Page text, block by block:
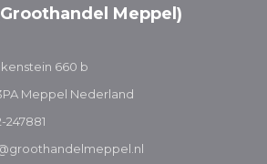
Meppel)
660 b
Meppel Nederland
247881